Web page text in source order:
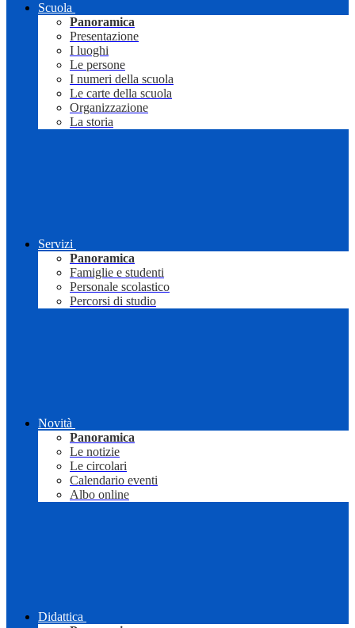
Scuola
Panoramica
Presentazione
I luoghi
Le persone
I numeri della scuola
Le carte della scuola
Organizzazione
La storia
Servizi
Panoramica
Famiglie e studenti
Personale scolastico
Percorsi di studio
Novità
Panoramica
Le notizie
Le circolari
Calendario eventi
Albo online
Didattica